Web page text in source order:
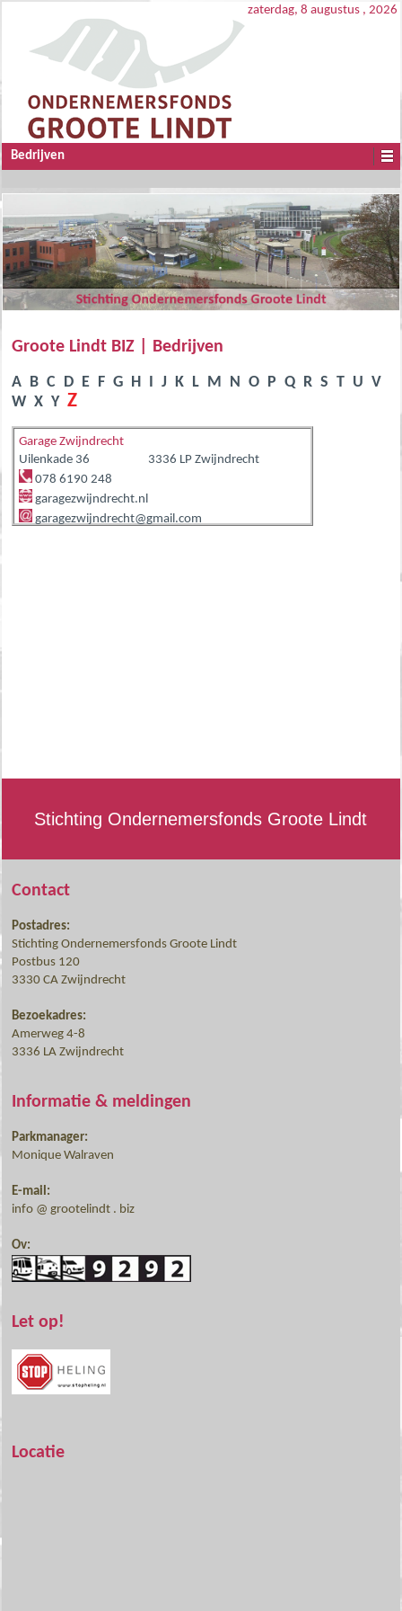
zaterdag, 8 augustus , 2026
Bedrijven
Groote Lindt BIZ | Bedrijven
A B C D E F G H I J K L M N O P Q R S T U V
W X Y Z
Garage Zwijndrecht
Uilenkade 36
3336 LP Zwijndrecht
078 6190 248
garagezwijndrecht.nl
garagezwijndrecht@gmail.com
Stichting Ondernemersfonds Groote Lindt
Contact
Postadres:
Stichting Ondernemersfonds Groote Lindt
Postbus 120
3330 CA Zwijndrecht
Bezoekadres:
Amerweg 4-8
3336 LA Zwijndrecht
Informatie & meldingen
Parkmanager:
Monique Walraven
E-mail:
info @ grootelindt . biz
Ov:
Let op!
Locatie